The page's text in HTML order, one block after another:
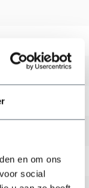
en om ons
social